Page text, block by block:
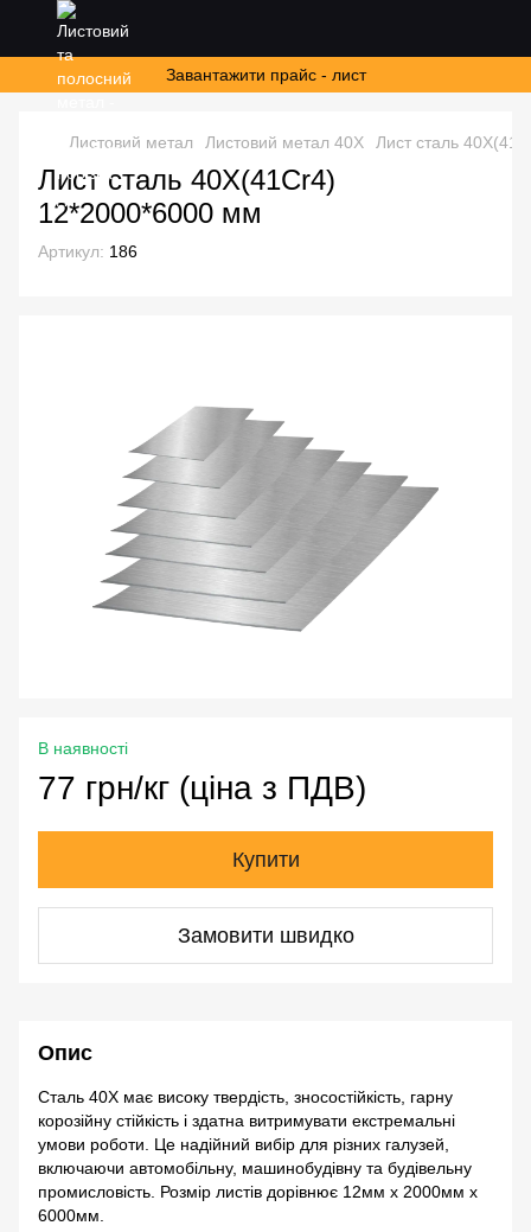
Завантажити прайс - лист
Листовий метал Листовий метал 40Х Лист сталь
Лист сталь 40Х(41Cr4)
12*2000*6000 мм
Артикул: 186
В наявності
77 грн/кг (ціна з ПДВ)
Купити
Замовити швидко
Опис
Сталь 40Х має високу твердість, зносостійкість, гарну
корозійну стійкість і здатна витримувати екстремальні
умови роботи. Це надійний вибір для різних галузей,
включаючи автомобільну, машинобудівну та будівельну
промисловість. Розмір листів дорівнює 12мм х 2000мм х
6000мм.